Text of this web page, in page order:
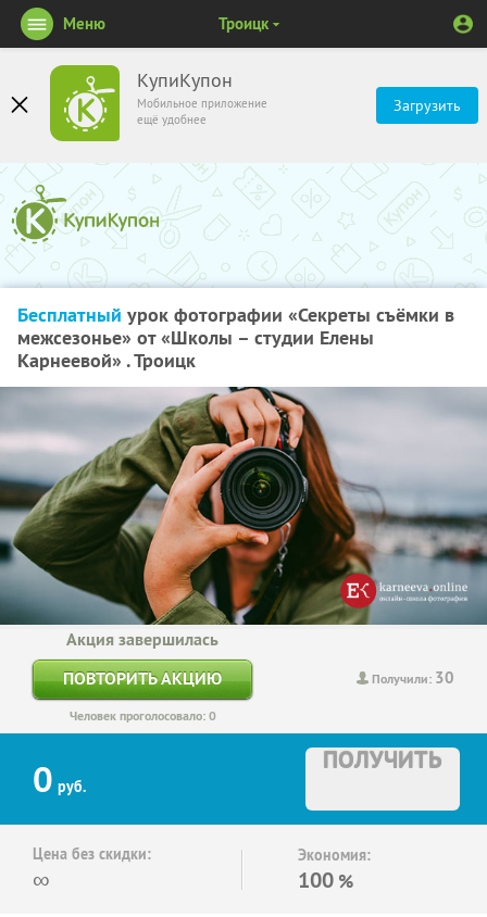
КупиКупон
Мобильное приложение
ещё удобнее
Загрузить
Меню Троицк
Бесплатный урок фотографии «Секреты съёмки в
межсезонье» от «Школы – студии Елены
Карнеевой» . Троицк
Получили: 30
Акция завершилась
ПОВТОРИТЬ АКЦИЮ
Человек проголосовало: 0
0 руб.
ПОЛУЧИТЬ
Цена без скидки:
∞
Экономия:
100 %